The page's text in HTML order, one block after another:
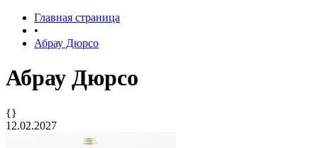
Главная страница
•
Абрау Дюрсо
Абрау Дюрсо
{}
12.02.2027